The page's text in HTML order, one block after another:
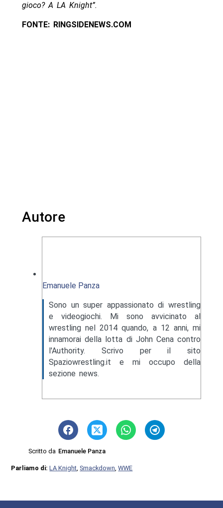
gioco? A LA Knight”.
FONTE: RINGSIDENEWS.COM
Autore
Emanuele Panza
Sono un super appassionato di wrestling
e videogiochi. Mi sono avvicinato al
wrestling nel 2014 quando, a 12 anni, mi
innamorai della lotta di John Cena contro
l'Authority. Scrivo per il sito
Spaziowrestling.it e mi occupo della
sezione news.
Scritto da Emanuele Panza
Parliamo di:LA Knight ,Smackdown ,WWE